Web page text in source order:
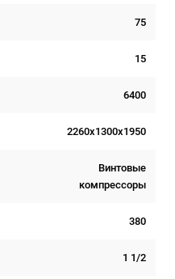
75
15
6400
2260х1300х1950
Винтовые
компрессоры
380
1 1/2